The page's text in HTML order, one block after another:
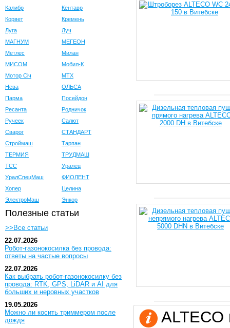
Калибр
Кентавр
Корвет
Кремень
Луга
Луч
МАГНУМ
МЕГЕОН
Метлес
Милан
МИСОМ
Мобил-К
Мотор Сiч
МТХ
Нева
ОЛЬСА
Парма
Посейдон
Ресанта
Родничок
Ручеек
Салют
Сварог
СТАНДАРТ
Строймаш
Тарпан
ТЕРМИЯ
ТРУДМАШ
ТСС
Уралец
УралСпецМаш
ФИОЛЕНТ
Хопер
Целина
ЭлектроМаш
Энкор
Полезные статьи
>>Все статьи
22.07.2026
Робот-газонокосилка без провода:
ответы на частые вопросы
22.07.2026
Как выбрать робот-газонокосилку без
провода: RTK, GPS, LiDAR и AI для
больших и неровных участков
19.05.2026
Можно ли косить триммером после
дождя
ALTECO